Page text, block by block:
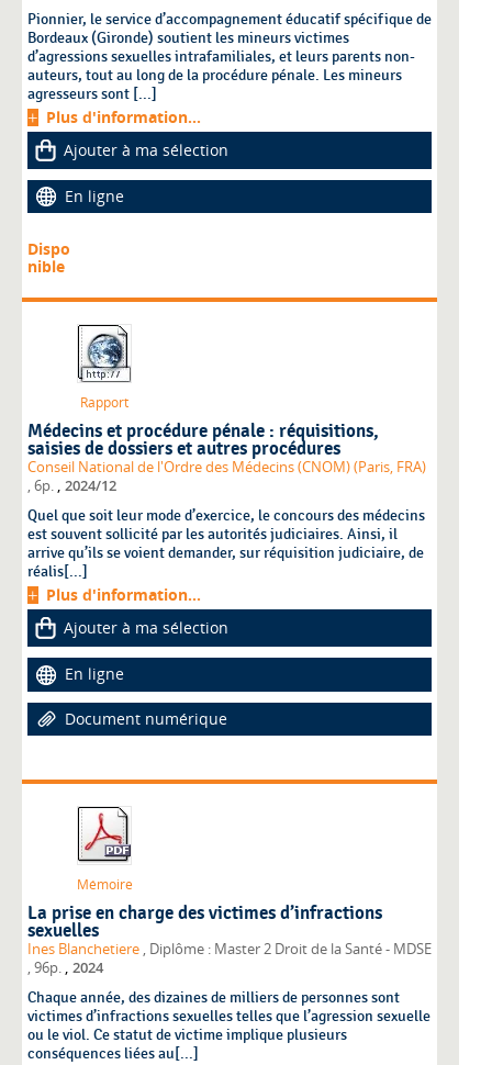
Pionnier, le service d’accompagnement éducatif spécifique de
Bordeaux (Gironde) soutient les mineurs victimes
d’agressions sexuelles intrafamiliales, et leurs parents non-
auteurs, tout au long de la procédure pénale. Les mineurs
agresseurs sont [...]
Plus d'information...
Ajouter à ma sélection
En ligne
Dispo
nible
Rapport
Médecins et procédure pénale : réquisitions,
saisies de dossiers et autres procédures
Conseil National de l'Ordre des Médecins (CNOM) (Paris, FRA)
, 6p. , 2024/12
Quel que soit leur mode d’exercice, le concours des médecins
est souvent sollicité par les autorités judiciaires. Ainsi, il
arrive qu’ils se voient demander, sur réquisition judiciaire, de
réalis[...]
Plus d'information...
Ajouter à ma sélection
En ligne
Document numérique
Mémoire
La prise en charge des victimes d’infractions
sexuelles
Ines Blanchetiere , Diplôme : Master 2 Droit de la Santé - MDSE
, 96p. 2024
Chaque année, des dizaines de milliers de personnes sont
victimes d’infractions sexuelles telles que l’agression sexuelle
ou le viol. Ce statut de victime implique plusieurs
conséquences liées au[...]